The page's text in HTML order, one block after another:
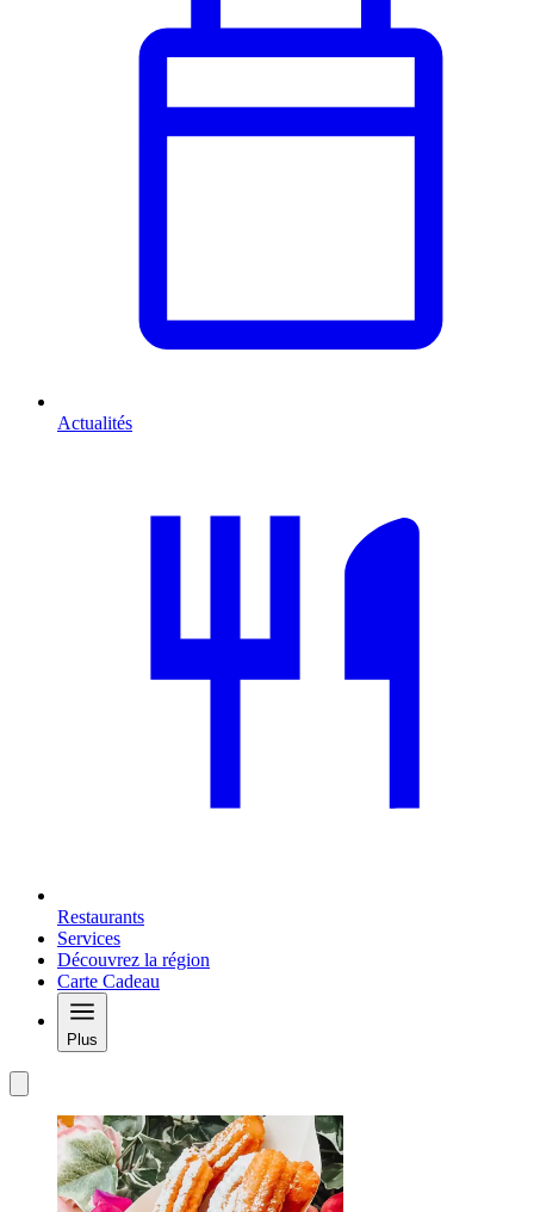
Actualités
Restaurants
Services
Découvrez la région
Carte Cadeau
Plus